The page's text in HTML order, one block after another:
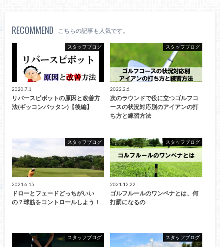
RECOMMEND こちらの記事も人気です。
スタッフブログ
2020.7.1
リバースピボットの原因と改善方
法(ギッコンバッタン)【後編】
スタッフブログ
2022.2.6
次のラウンドで役に立つゴルフコ
ースの状況対応別のアイアンの打
ち方と練習方法
スタッフブログ
2021.6.15
ドローとフェードどっちがいい
の？球筋をコントロールしよう！
スタッフブログ
2021.12.22
ゴルフルールのワンペナとは、何
打罰になるの
スタッフブログ スタッフブログ